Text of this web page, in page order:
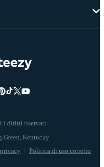
i diritti riservati
Politica di uso corretto